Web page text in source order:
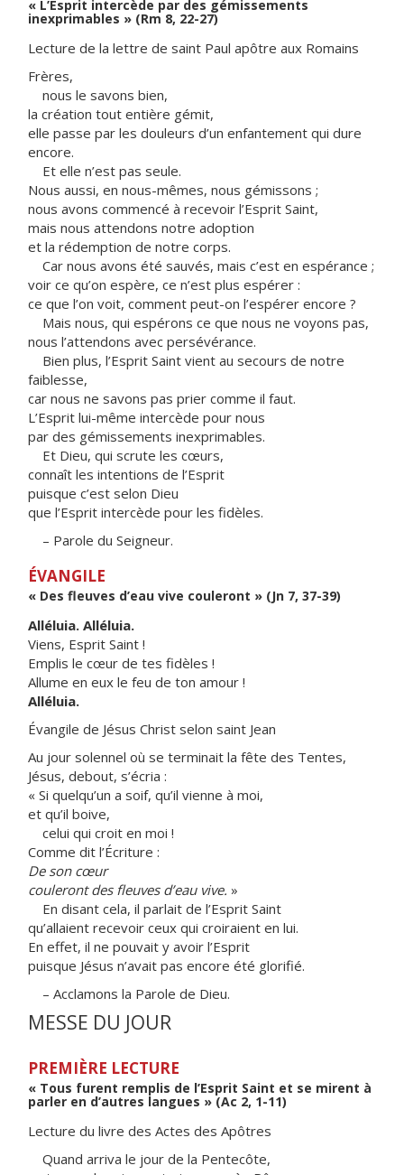
« L’Esprit intercède par des gémissements
inexprimables » (Rm 8, 22-27)
Lecture de la lettre de saint Paul apôtre aux Romains
Frères,
nous le savons bien,
la création tout entière gémit,
elle passe par les douleurs d’un enfantement qui dure
encore.
Et elle n’est pas seule.
Nous aussi, en nous-mêmes, nous gémissons ;
nous avons commencé à recevoir l’Esprit Saint,
mais nous attendons notre adoption
et la rédemption de notre corps.
Car nous avons été sauvés, mais c’est en espérance ;
voir ce qu’on espère, ce n’est plus espérer :
ce que l’on voit, comment peut-on l’espérer encore ?
Mais nous, qui espérons ce que nous ne voyons pas,
nous l’attendons avec persévérance.
Bien plus, l’Esprit Saint vient au secours de notre
faiblesse,
car nous ne savons pas prier comme il faut.
L’Esprit lui-même intercède pour nous
par des gémissements inexprimables.
Et Dieu, qui scrute les cœurs,
connaît les intentions de l’Esprit
puisque c’est selon Dieu
que l’Esprit intercède pour les fidèles.
– Parole du Seigneur.
ÉVANGILE
« Des fleuves d’eau vive couleront » (Jn 7, 37-39)
Alléluia. Alléluia.
Viens, Esprit Saint !
Emplis le cœur de tes fidèles !
Allume en eux le feu de ton amour !
Alléluia.
Évangile de Jésus Christ selon saint Jean
Au jour solennel où se terminait la fête des Tentes,
Jésus, debout, s’écria :
« Si quelqu’un a soif, qu’il vienne à moi,
et qu’il boive,
celui qui croit en moi !
Comme dit l’Écriture :
De son cœur
couleront des fleuves d’eau vive. »
En disant cela, il parlait de l’Esprit Saint
qu’allaient recevoir ceux qui croiraient en lui.
En effet, il ne pouvait y avoir l’Esprit
puisque Jésus n’avait pas encore été glorifié.
– Acclamons la Parole de Dieu.
MESSE DU JOUR
PREMIÈRE LECTURE
« Tous furent remplis de l’Esprit Saint et se mirent à
parler en d’autres langues » (Ac 2, 1-11)
Lecture du livre des Actes des Apôtres
Quand arriva le jour de la Pentecôte,